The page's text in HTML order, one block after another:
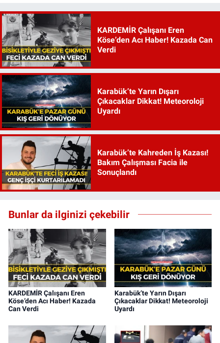
KARDEMİR Çalışanı Eren
Köse’den Acı Haber! Kazada Can
Verdi
Karabük’te Yarın Dışarı
Çıkacaklar Dikkat! Meteoroloji
Uyardı
Karabük’te Kahreden İş Kazası!
Bakım Çalışması Facia ile
Sonuçlandı
Bunlar da ilginizi çekebilir
KARDEMİR Çalışanı Eren
Köse’den Acı Haber! Kazada
Can Verdi
Karabük’te Yarın Dışarı
Çıkacaklar Dikkat! Meteoroloji
Uyardı